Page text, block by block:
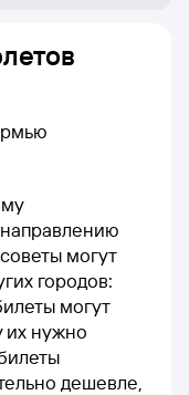
могут
городов:
могут
их нужно
дешевле,